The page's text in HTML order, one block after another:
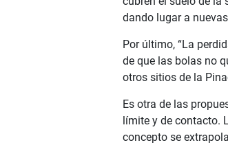
dando lugar a
Por último, “La
de que las bolas no
otros sitios de la
Es otra de las
límite y de contacto.
concepto se